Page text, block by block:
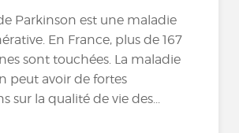
Parkinson est une maladie
En France, plus de 167
sont touchées. La maladie
peut avoir de fortes
sur la qualité de vie des...